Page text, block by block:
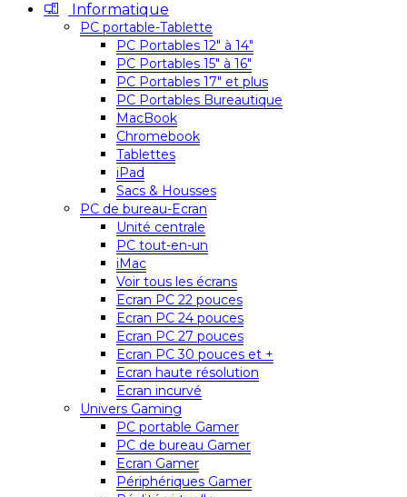
Informatique
PC portable-Tablette
PC Portables 12″ à 14″
PC Portables 15″ à 16″
PC Portables 17″ et plus
PC Portables Bureautique
MacBook
Chromebook
Tablettes
iPad
Sacs & Housses
PC de bureau-Ecran
Unité centrale
PC tout-en-un
iMac
Voir tous les écrans
Ecran PC 22 pouces
Ecran PC 24 pouces
Ecran PC 27 pouces
Ecran PC 30 pouces et +
Ecran haute résolution
Ecran incurvé
Univers Gaming
PC portable Gamer
PC de bureau Gamer
Ecran Gamer
Périphériques Gamer